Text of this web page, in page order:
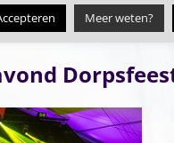
Toenâ€ 14 Juni
Meer weten?